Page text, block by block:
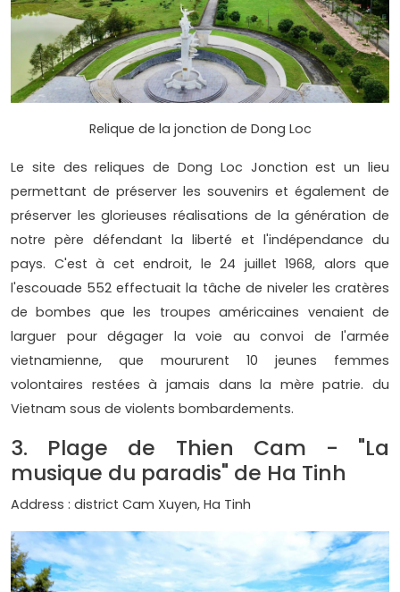
Relique de la jonction de Dong Loc
Le site des reliques de Dong Loc Jonction est un lieu
permettant de préserver les souvenirs et également de
préserver les glorieuses réalisations de la génération de
notre père défendant la liberté et l'indépendance du
pays. C'est à cet endroit, le 24 juillet 1968, alors que
l'escouade 552 effectuait la tâche de niveler les cratères
de bombes que les troupes américaines venaient de
larguer pour dégager la voie au convoi de l'armée
vietnamienne, que moururent 10 jeunes femmes
volontaires restées à jamais dans la mère patrie. du
Vietnam sous de violents bombardements.
3. Plage de Thien Cam - "La
musique du paradis" de Ha Tinh
Address : district Cam Xuyen, Ha Tinh